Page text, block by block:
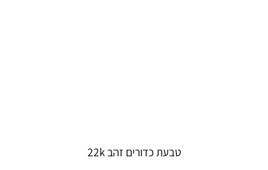
טבעת כדורים זהב 22k